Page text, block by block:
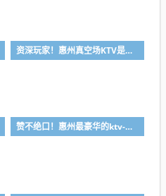
资深玩家！惠州真空场KTV是干嘛的-首选大富豪酒店KTV会所消费行情推荐
赞不绝口！惠州最豪华的ktv-首选金玉满堂ktv会所消费行情推荐